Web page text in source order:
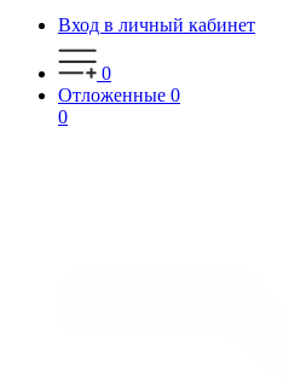
Вход в личный кабинет
0
Отложенные 0
0